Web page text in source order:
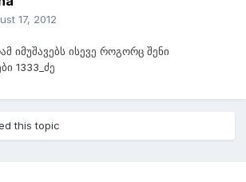
17, 2012
იმუშავებს ისევე როგორც შენი
1333_ძე
this topic